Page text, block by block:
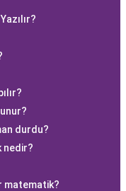
durdu?
nedir?
matematik?